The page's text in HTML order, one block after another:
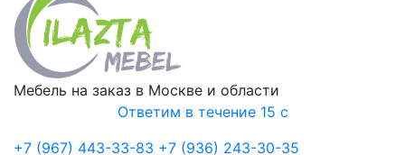
Мебель на заказ в Москве и области
Ответим в течение 15 с
+7 (967) 443-33-83 +7 (936) 243-30-35